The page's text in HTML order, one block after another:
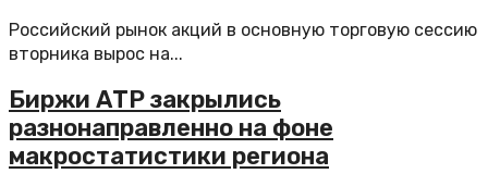
Российский рынок акций в основную торговую сессию
вторника вырос на...
Биржи АТР закрылись
разнонаправленно на фоне
макростатистики региона